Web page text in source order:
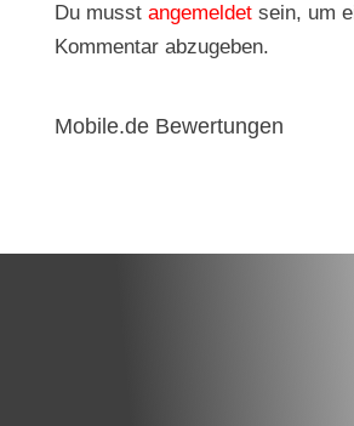
Du musst angemeldetsein, um
Kommentar abzugeben.
Mobile.de Bewertungen